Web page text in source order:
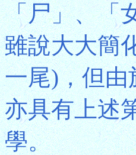
「尸」、「
雖說大大簡
一尾)，但
亦具有上述
學。